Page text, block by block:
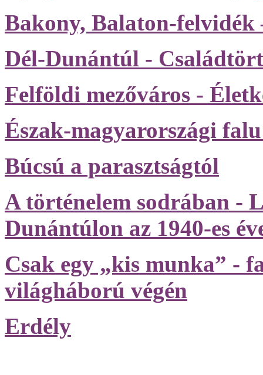
Bakony, Balaton-felvidék
Dél-Dunántúl -
Felföldi mezőváros -
Észak-magyarországi
Búcsú a parasztságtól
A történelem sodrában -
Dunántúlon az 1940-es
Csak egy „kis munka” -
világháború végén
Erdély